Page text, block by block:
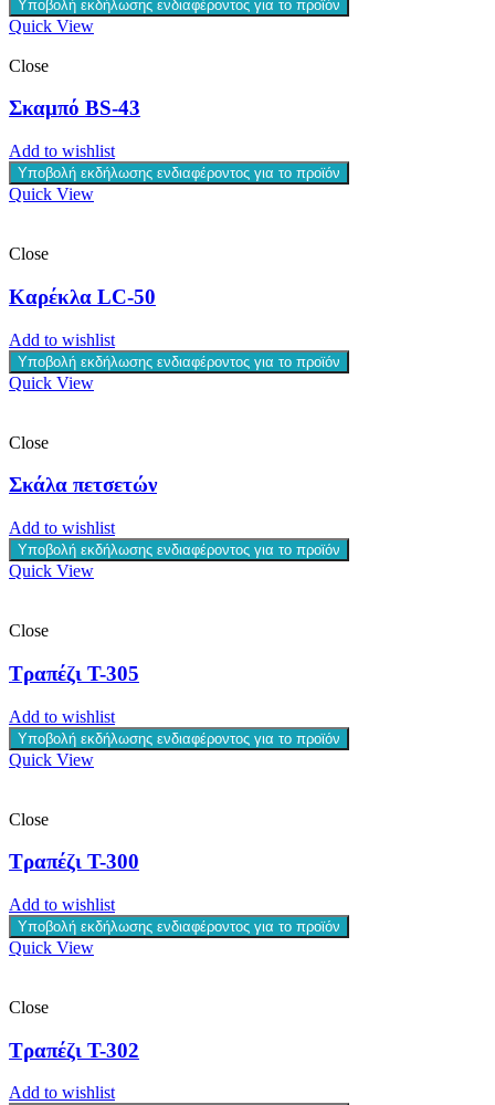
Υποβολή εκδήλωσης ενδιαφέροντος για το προϊόν
Quick View
Close
Σκαμπό BS-43
Add to wishlist
Υποβολή εκδήλωσης ενδιαφέροντος για το προϊόν
Quick View
Close
Καρέκλα LC-50
Add to wishlist
Υποβολή εκδήλωσης ενδιαφέροντος για το προϊόν
Quick View
Close
Σκάλα πετσετών
Add to wishlist
Υποβολή εκδήλωσης ενδιαφέροντος για το προϊόν
Quick View
Close
Τραπέζι T-305
Add to wishlist
Υποβολή εκδήλωσης ενδιαφέροντος για το προϊόν
Quick View
Close
Τραπέζι T-300
Add to wishlist
Υποβολή εκδήλωσης ενδιαφέροντος για το προϊόν
Quick View
Close
Τραπέζι T-302
Add to wishlist